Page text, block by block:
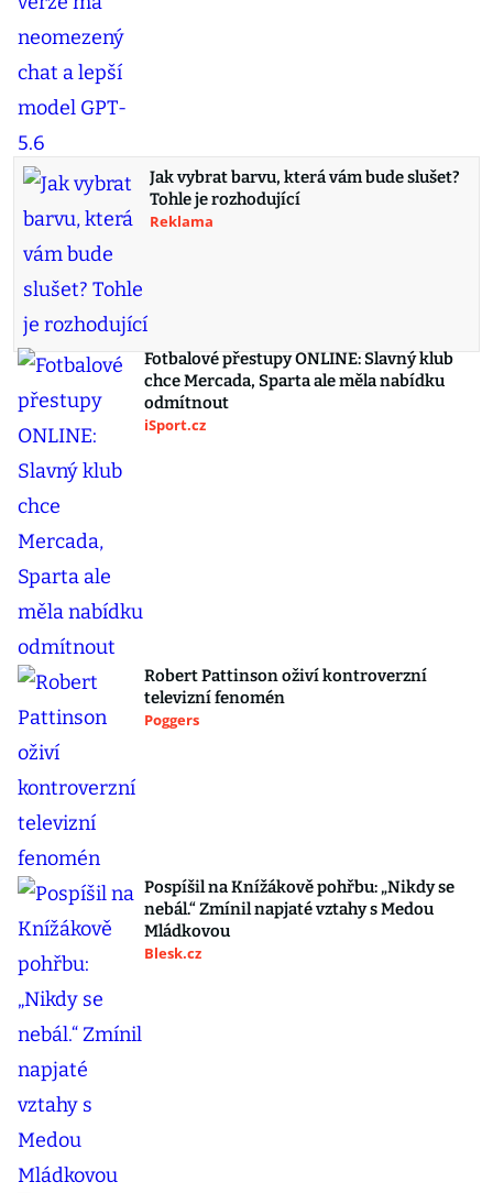
Jak vybrat barvu, která vám bude slušet?
Tohle je rozhodující
Reklama
Fotbalové přestupy ONLINE: Slavný klub
chce Mercada, Sparta ale měla nabídku
odmítnout
iSport.cz
Robert Pattinson oživí kontroverzní
televizní fenomén
Poggers
Pospíšil na Knížákově pohřbu: „Nikdy se
nebál.“ Zmínil napjaté vztahy s Medou
Mládkovou
Blesk.cz